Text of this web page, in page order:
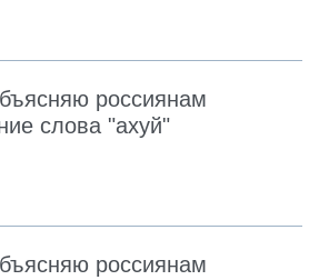
россиянам
слова "ахуй"
россиянам